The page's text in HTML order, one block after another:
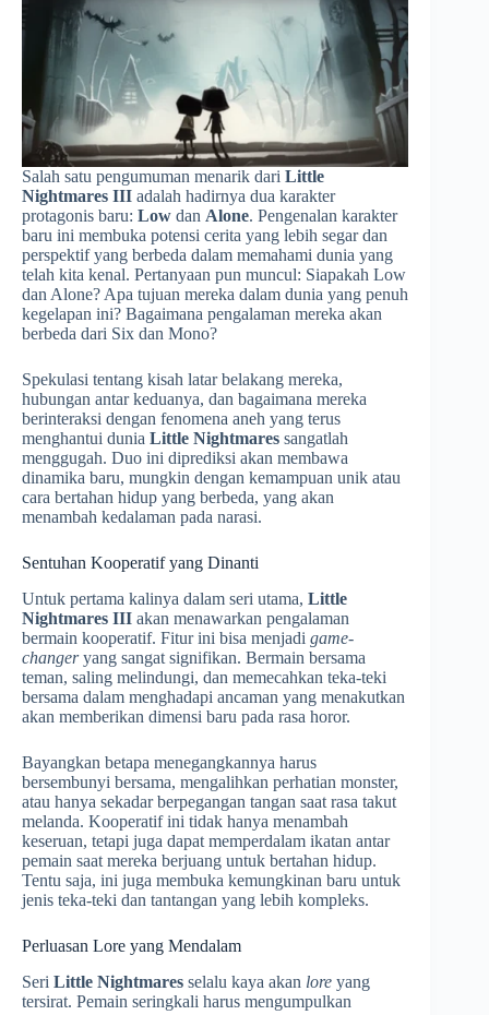
Salah satu pengumuman menarik dari Little
Nightmares III adalah hadirnya dua karakter
protagonis baru: Low dan Alone. Pengenalan karakter
baru ini membuka potensi cerita yang lebih segar dan
perspektif yang berbeda dalam memahami dunia yang
telah kita kenal. Pertanyaan pun muncul: Siapakah Low
dan Alone? Apa tujuan mereka dalam dunia yang penuh
kegelapan ini? Bagaimana pengalaman mereka akan
berbeda dari Six dan Mono?
Spekulasi tentang kisah latar belakang mereka,
hubungan antar keduanya, dan bagaimana mereka
berinteraksi dengan fenomena aneh yang terus
menghantui dunia Little Nightmares sangatlah
menggugah. Duo ini diprediksi akan membawa
dinamika baru, mungkin dengan kemampuan unik atau
cara bertahan hidup yang berbeda, yang akan
menambah kedalaman pada narasi.
Sentuhan Kooperatif yang Dinanti
Untuk pertama kalinya dalam seri utama, Little
Nightmares III akan menawarkan pengalaman
bermain kooperatif. Fitur ini bisa menjadi game-
changeryang sangat signifikan. Bermain bersama
teman, saling melindungi, dan memecahkan teka-teki
bersama dalam menghadapi ancaman yang menakutkan
akan memberikan dimensi baru pada rasa horor.
Bayangkan betapa menegangkannya harus
bersembunyi bersama, mengalihkan perhatian monster,
atau hanya sekadar berpegangan tangan saat rasa takut
melanda. Kooperatif ini tidak hanya menambah
keseruan, tetapi juga dapat memperdalam ikatan antar
pemain saat mereka berjuang untuk bertahan hidup.
Tentu saja, ini juga membuka kemungkinan baru untuk
jenis teka-teki dan tantangan yang lebih kompleks.
Perluasan Lore yang Mendalam
Seri Little Nightmares selalu kaya akan lore yang
tersirat. Pemain seringkali harus mengumpulkan